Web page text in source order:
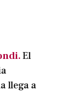
El
llega a